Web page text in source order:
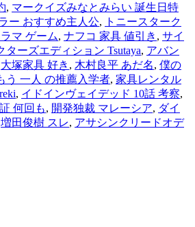
, マークイズみなとみらい 誕生日特
ー おすすめ主人公,
トニースターク
マ ゲーム, ナフコ 家具 値引き , サイ
ターズエディション Tsutaya, アバン
大塚家具 好き , 木村良平 あだ名, 僕の
う 一人 の推薦入学者, 家具レンタル
, イドインヴェイデッド 10話 考察,
何回も, 開発独裁 マレーシア, ダイ
増田俊樹 スレ, アサシンクリードオデ